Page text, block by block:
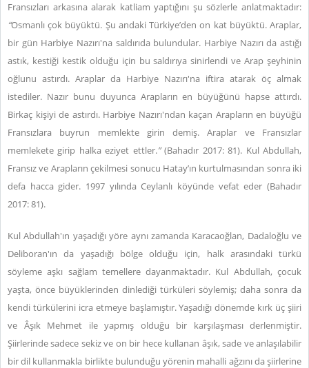
Fransızları arkasına alarak katliam yaptığını şu sözlerle anlatmaktadır:
“Osmanlı çok büyüktü. Şu andaki Türkiye’den on kat büyüktü. Araplar,
bir gün Harbiye Nazırı'na saldırıda bulundular. Harbiye Nazırı da astığı
astık, kestiği kestik olduğu için bu saldırıya sinirlendi ve Arap şeyhinin
oğlunu astırdı. Araplar da Harbiye Nazırı'na iftira atarak öç almak
istediler. Nazır bunu duyunca Arapların en büyüğünü hapse attırdı.
Birkaç kişiyi de astırdı. Harbiye Nazırı'ndan kaçan Arapların en büyüğü
Fransızlara buyrun memlekte girin demiş. Araplar ve Fransızlar
memlekete girip halka eziyet ettler.”(Bahadır 2017: 81). Kul Abdullah,
Fransız ve Arapların çekilmesi sonucu Hatay’ın kurtulmasından sonra iki
defa hacca gider. 1997 yılında Ceylanlı köyünde vefat eder (Bahadır
2017: 81).
Kul Abdullah'ın yaşadığı yöre aynı zamanda Karacaoğlan, Dadaloğlu ve
Deliboran'ın da yaşadığı bölge olduğu için, halk arasındaki türkü
söyleme aşkı sağlam temellere dayanmaktadır. Kul Abdullah, çocuk
yaşta, önce büyüklerinden dinlediği türküleri söylemiş; daha sonra da
kendi türkülerini icra etmeye başlamıştır. Yaşadığı dönemde kırk üç şiiri
ve Âşık Mehmet ile yapmış olduğu bir karşılaşması derlenmiştir.
Şiirlerinde sadece sekiz ve on bir hece kullanan âşık, sade ve anlaşılabilir
bir dil kullanmakla birlikte bulunduğu yörenin mahalli ağzını da şiirlerine